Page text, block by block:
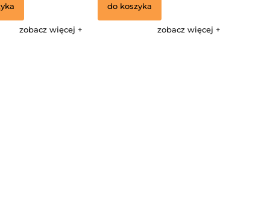
zobacz więcej
do koszyka
zobacz więcej